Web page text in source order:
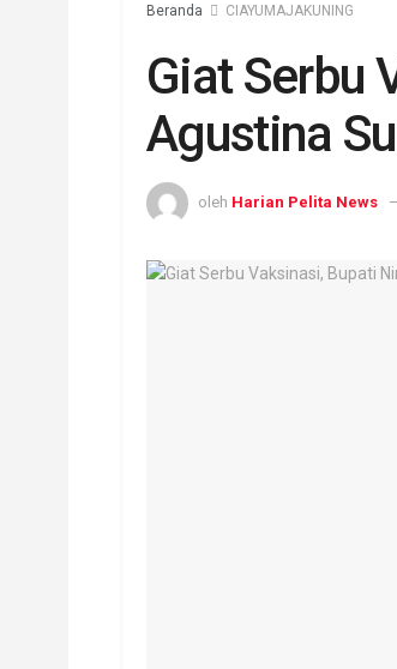
Beranda CIAYUMAJAKUNING
Giat Serbu
Agustina
oleh Harian Pelita News